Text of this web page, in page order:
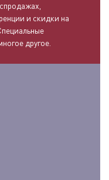
и скидки на
другое.